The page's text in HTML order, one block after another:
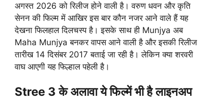
अगस्त 2026 को रिलीज होने वाली है। वरुण धवन और कृति
सेनन की फिल्म में आखिर इस बार कौन नजर आने वाले हैं यह
देखना फिलहाल दिलचस्प है। इसके साथ ही Munjya अब
Maha Munjya बनकर वापस आने वाली है और इसकी रिलीज
तारीख 14 दिसंबर 2017 बताई जा रही है। लेकिन क्या शरवरी
वाघ आएगी यह फिल्हाल पहेली है।
Stree 3 के अलावा ये फिल्में भी है लाइनअप